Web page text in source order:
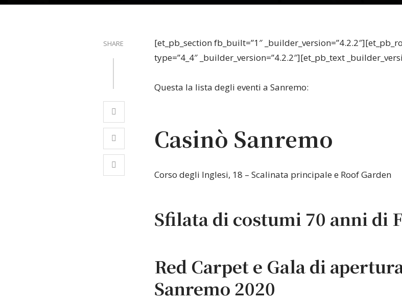
SHARE
[et_pb_section fb_built=”1″
type=”4_4″ _builder_version=”4.2.2″][et_pb_text
Questa la lista degli eventi a Sanremo:
Casinò Sanremo
Corso degli Inglesi, 18 – Scalinata principale e Roof Garden
Sfilata di costumi 70 anni di
Red Carpet e Gala di
Sanremo 2020